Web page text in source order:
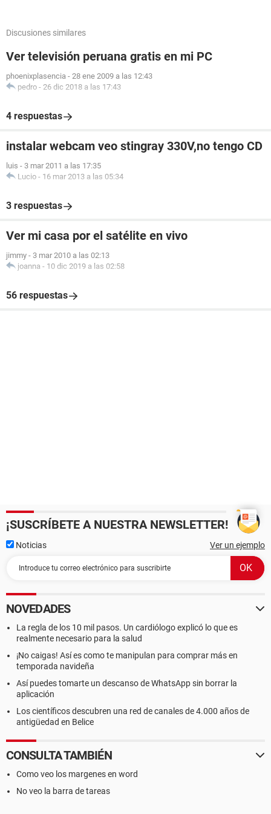
Discusiones similares
Ver televisión peruana gratis en mi PC
phoenixplasencia - 28 ene 2009 a las 12:43
pedro - 26 dic 2018 a las 17:43
4 respuestas
instalar webcam veo stingray 330V,no tengo CD
luis - 3 mar 2011 a las 17:35
Lucio - 16 mar 2013 a las 05:34
3 respuestas
Ver mi casa por el satélite en vivo
jimmy - 3 mar 2010 a las 02:13
joanna - 10 dic 2019 a las 02:58
56 respuestas
¡SUSCRÍBETE A NUESTRA NEWSLETTER!
Noticias Ver un ejemplo
NOVEDADES
La regla de los 10 mil pasos. Un cardiólogo explicó lo que es
realmente necesario para la salud
¡No caigas! Así es como te manipulan para comprar más en
temporada navideña
Así puedes tomarte un descanso de WhatsApp sin borrar la
aplicación
Los científicos descubren una red de canales de 4.000 años de
antigüedad en Belice
CONSULTA TAMBIÉN
Como veo los margenes en word
No veo la barra de tareas